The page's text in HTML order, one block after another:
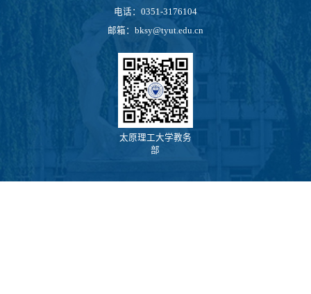
电话：0351-3176104
邮箱：bksy@tyut.edu.cn
太原理工大学教务
部